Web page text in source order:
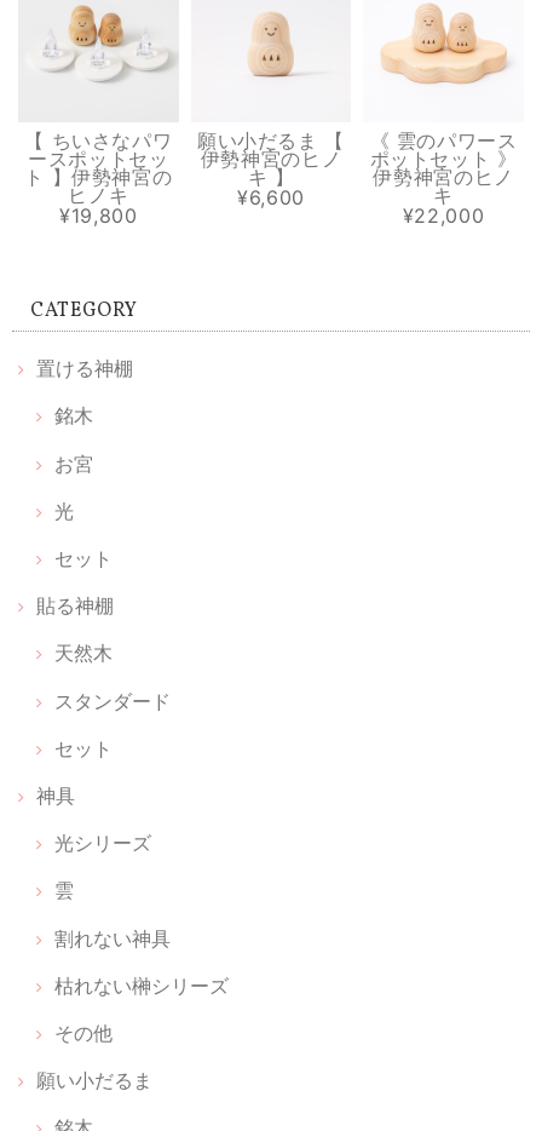
2026/07/20
溶けない盛り塩［ スタンダード ］ 2個セット 【 S 】
中のお塩がきちんと入っていなくて 写真ほどの透明感も無いので、値段
丁寧な包装📦で取り扱いが良いですね 光のお供えは光、水、塩説明書見
る前に取り出してしまったので、置き方は順番など無いですか 神棚買お
良いのが見つかりました
お守りのおうち レザー【 上昇のブラウン 】
お守りをキーホルダー感覚で付けられて、パット見何か分からないのも
2026/02/26
感激しました。 備考欄に書いた内容に対して、ご丁寧なメールと対応を
していただき、とてもとても幸せな気持ちになりました。無理なお願い
のだと、信頼が深まりました。 本当にありがとうございます。
【 ちいさなパワ
ースポットセッ
ト 】伊勢神宮の
ヒノキ
¥19,800
願い小だるま 【
伊勢神宮のヒノ
キ 】
¥6,600
《 雲のパワース
ポットセット 》
伊勢神宮のヒノ
キ
¥22,000
CATEGORY
置ける神棚
銘木
お宮
光
セット
貼る神棚
天然木
スタンダード
セット
神具
光シリーズ
雲
割れない神具
枯れない榊シリーズ
その他
願い小だるま